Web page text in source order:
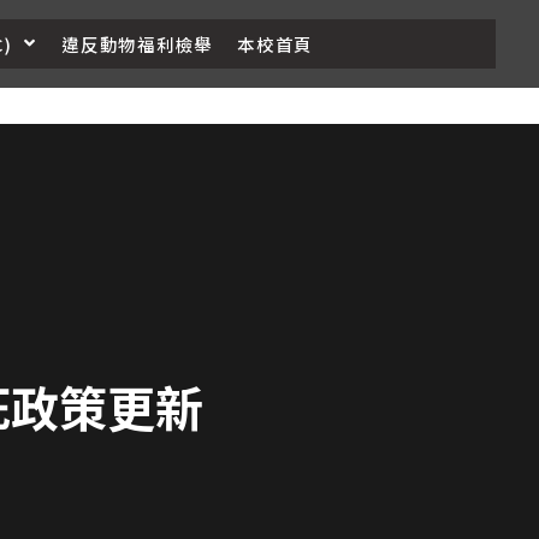
違反動物福利檢舉 本校首頁
策更新